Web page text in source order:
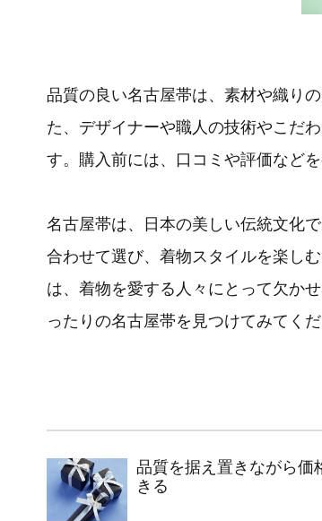
品質の良い名古屋帯は、素材や織り
た、デザイナーや職人の技術やこだ
す。購入前には、口コミや評価など
名古屋帯は、日本の美しい伝統文化
合わせて選び、着物スタイルを楽し
は、着物を愛する人々にとって欠か
ったりの名古屋帯を見つけてみてくだ
品質を据え置きながら価
きる